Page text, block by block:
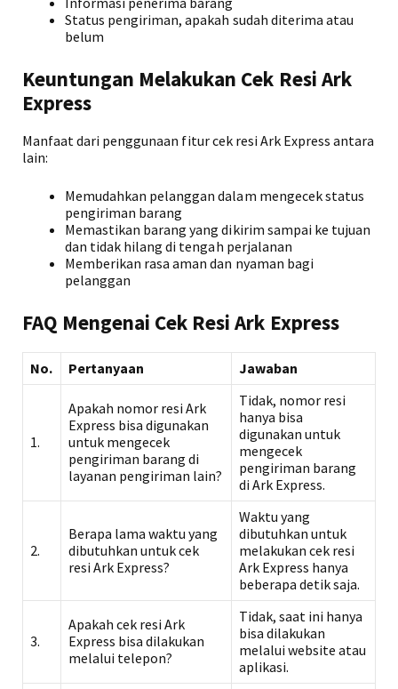
Status pengiriman, apakah sudah diterima atau
belum
Keuntungan Melakukan Cek Resi Ark
Express
Manfaat dari penggunaan fitur cek resi Ark Express antara
lain:
Memudahkan pelanggan dalam mengecek status
pengiriman barang
Memastikan barang yang dikirim sampai ke tujuan
dan tidak hilang di tengah perjalanan
Memberikan rasa aman dan nyaman bagi
pelanggan
FAQ Mengenai Cek Resi Ark Express
No. Pertanyaan Jawaban
1.
Apakah nomor resi Ark
Express bisa digunakan
untuk mengecek
pengiriman barang di
layanan pengiriman lain?
Tidak, nomor resi
hanya bisa
digunakan untuk
mengecek
pengiriman barang
di Ark Express.
2.
Berapa lama waktu yang
dibutuhkan untuk cek
resi Ark Express?
Waktu yang
dibutuhkan untuk
melakukan cek resi
Ark Express hanya
beberapa detik saja.
3.
Apakah cek resi Ark
Express bisa dilakukan
melalui telepon?
Tidak, saat ini hanya
bisa dilakukan
melalui website atau
aplikasi.